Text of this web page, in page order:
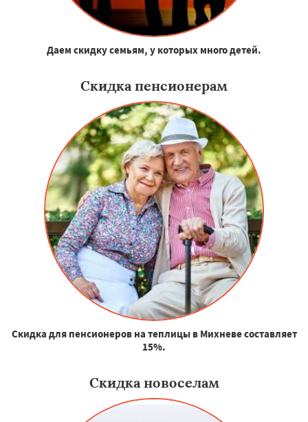
Даем скидку семьям, у которых много детей.
Скидка пенсионерам
Скидка для пенсионеров на теплицы в Михневе составляет
15%.
Скидка новоселам